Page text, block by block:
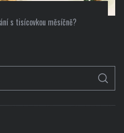
s tisícovkou měsíčně?
S
A
C